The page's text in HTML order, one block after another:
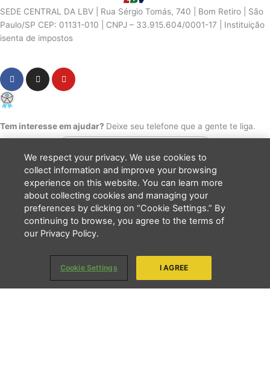
SEDE CENTRAL DA LBV | Rua Sérgio Tomás, 740 | Bom Retiro | São
Paulo/SP CEP: 01131-010 | CNPJ – 33.915.604/0001-17 | Instituição
isenta de impostos
F
a
c
e
b
o
k
n
s
r
a
Y
o
u
e
Tem interesse em ajudar? Deixe seu telefone que a gente te liga.
Li e concordo que minhas informações serão tratadas de
Copyright 2026 - LBV - Legião da Boa Vontade. Todos os direitos
We respect your privacy. We use cookies to
collect information and improve your browsing
experience on this website. You can learn more
about collecting cookies and managing your
preferences by clicking on “Cookie Settings.” By
continuing to browse, you agree to the terms of
our Privacy Policy.
Cookie Settings I AGREE